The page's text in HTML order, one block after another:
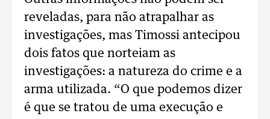
reveladas, para não atrapalhar as
investigações, mas Timossi antecipou
dois fatos que norteiam as
investigações: a natureza do crime e a
arma utilizada. “O que podemos dizer
é que se tratou de uma execução e